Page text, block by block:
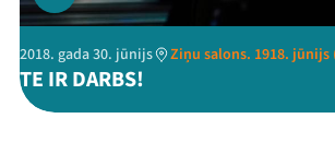
2018. gada 30. jūnijs Ziņu salons. 1918. jūnijs
TE IR DARBS!